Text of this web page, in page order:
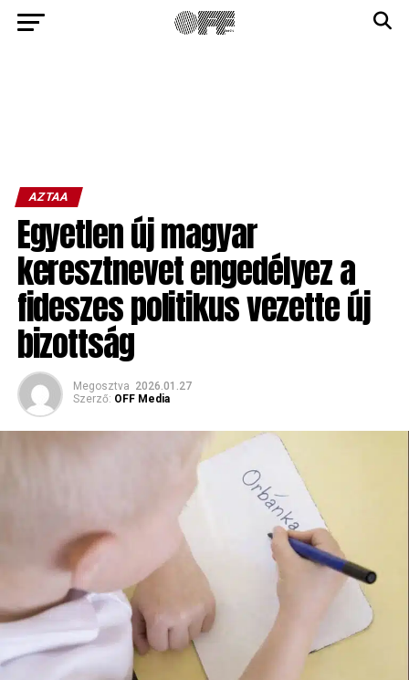
AZTAA
Egyetlen új magyar
keresztnevet engedélyez a
fideszes politikus vezette új
bizottság
Megosztva 2026.01.27
Szerző: OFF Media